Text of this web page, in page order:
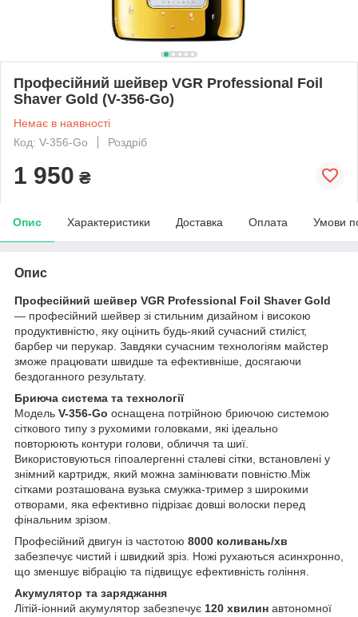
Професійний шейвер VGR Professional Foil
Shaver Gold (V-356-Go)
Немає в наявності
Код: V-356-Go
Роздріб
1 950 ₴
Опис Характеристики Доставка Оплата Умови
Опис
Професійний шейвер VGR Professional Foil Shaver Gold
— професійний шейвер зі стильним дизайном і високою
продуктивністю, яку оцінить будь-який сучасний стиліст,
барбер чи перукар. Завдяки сучасним технологіям майстер
зможе працювати швидше та ефективніше, досягаючи
бездоганного результату.
Бриюча система та технології
Модель V-356-Go оснащена потрійною бриючою системою
сіткового типу з рухомими головками, які ідеально
повторюють контури голови, обличчя та шиї.
Використовуються гіпоалергенні сталеві сітки, встановлені у
знімний картридж, який можна замінювати повністю.Між
сітками розташована вузька смужка-тример з широкими
отворами, яка ефективно підрізає довші волоски перед
фінальним зрізом.
Професійний двигун із частотою 8000 коливань/хв
забезпечує чистий і швидкий зріз. Ножі рухаються асинхронно,
що зменшує вібрацію та підвищує ефективність гоління.
Акумулятор та заряджання
Літій-іонний акумулятор забезпечує 120 хвилин автономної